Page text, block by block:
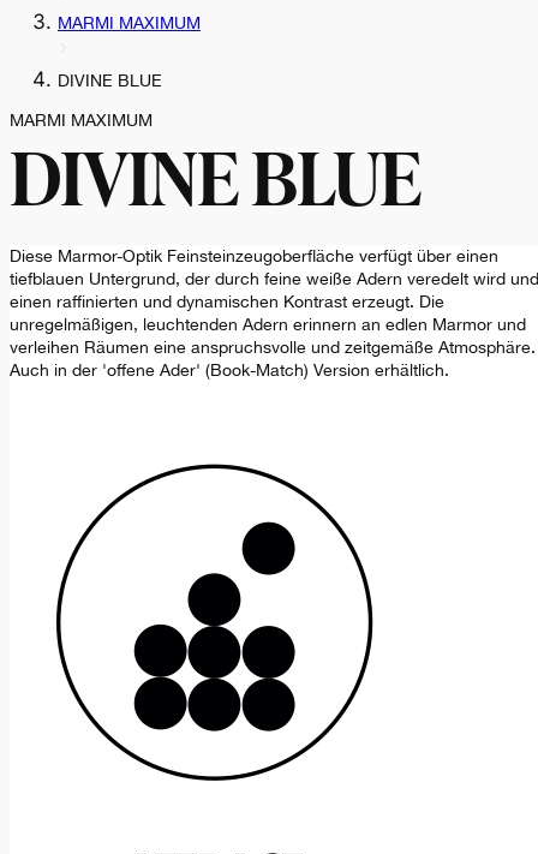
MARMI MAXIMUM
DIVINE BLUE
MARMI MAXIMUM
DIVINE BLUE
Diese Marmor-Optik Feinsteinzeugoberfläche verfügt über einen
tiefblauen Untergrund, der durch feine weiße Adern veredelt wird und
einen raffinierten und dynamischen Kontrast erzeugt. Die
unregelmäßigen, leuchtenden Adern erinnern an edlen Marmor und
verleihen Räumen eine anspruchsvolle und zeitgemäße Atmosphäre.
Auch in der 'offene Ader' (Book-Match) Version erhältlich.